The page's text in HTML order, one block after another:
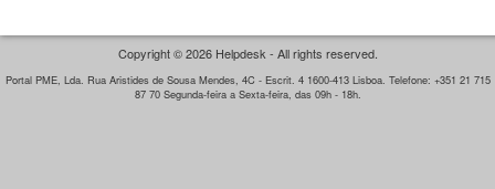
Copyright © 2026 Helpdesk - All rights reserved.
Portal PME, Lda. Rua Aristides de Sousa Mendes, 4C - Escrit. 4 1600-413 Lisboa. Telefone: +351 21 715
87 70 Segunda-feira a Sexta-feira, das 09h - 18h.